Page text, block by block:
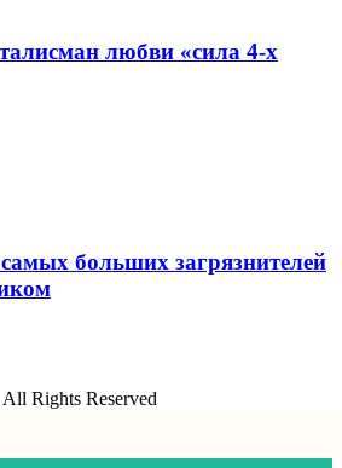
любви «сила 4-х
больших загрязнителей
Rights Reserved